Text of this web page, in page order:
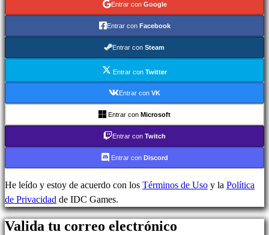
Comunidad
In-
Media
IDC
Plays
IDC
Gifts
Soporte
Entrar con Google
Entrar con Facebook
Entrar con Steam
Entrar con Twitter
Entrar con VK
Entrar con Microsoft
Entrar con Twitch
Entrar con Discord
He leído y estoy de acuerdo con los Términos de Uso y la Política
de Privacidad de IDC Games.
Valida tu correo electrónico